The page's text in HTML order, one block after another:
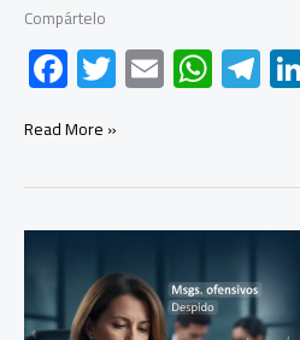
Compártelo
F
ac
e
b
o
ok
T
wi
er
E
m
W
h
s
A
p
p
Te
le
a
m
El
recuerda
no
Read More »